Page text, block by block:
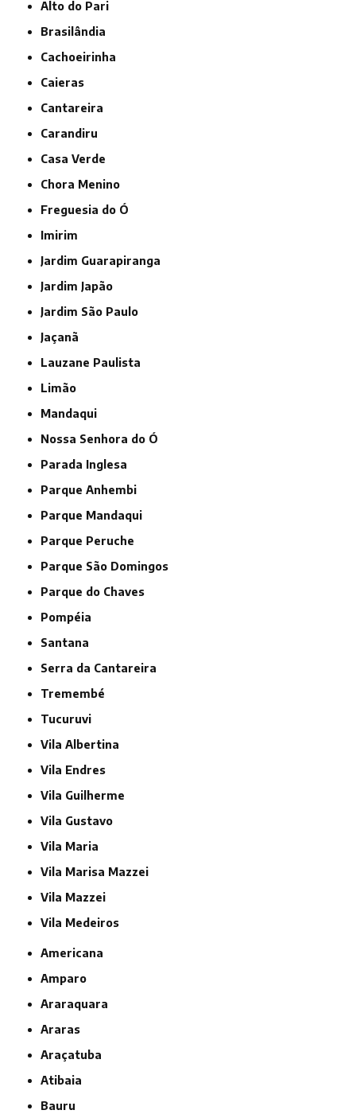
Alto do Pari
Brasilândia
Cachoeirinha
Caieras
Cantareira
Carandiru
Casa Verde
Chora Menino
Freguesia do Ó
Imirim
Jardim Guarapiranga
Jardim Japão
Jardim São Paulo
Jaçanã
Lauzane Paulista
Limão
Mandaqui
Nossa Senhora do Ó
Parada Inglesa
Parque Anhembi
Parque Mandaqui
Parque Peruche
Parque São Domingos
Parque do Chaves
Pompéia
Santana
Serra da Cantareira
Tremembé
Tucuruvi
Vila Albertina
Vila Endres
Vila Guilherme
Vila Gustavo
Vila Maria
Vila Marisa Mazzei
Vila Mazzei
Vila Medeiros
Americana
Amparo
Araraquara
Araras
Araçatuba
Atibaia
Bauru